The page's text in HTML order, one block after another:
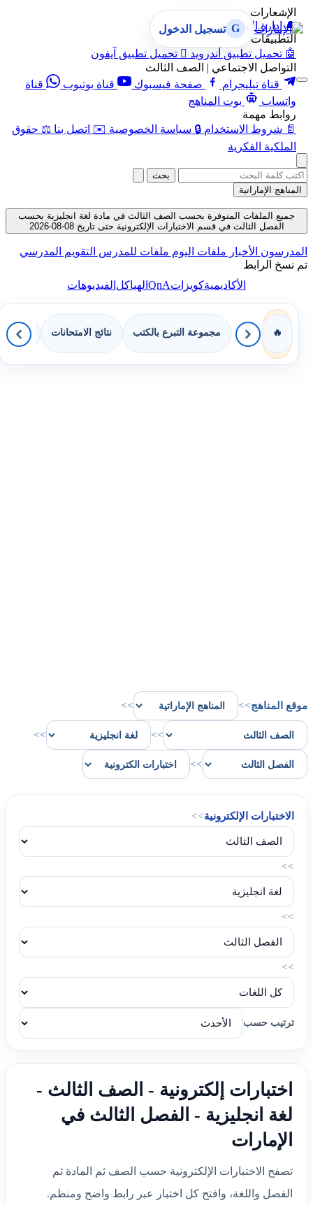
الإشعارات
🔔 إدارة الإشعارات
التطبيقات
🤖 تحميل تطبيق أندرويد  تحميل تطبيق آيفون
التواصل الاجتماعي | الصف الثالث
قناة تيليجرام
صفحة فيسبوك قناة يوتيوب
قناة
واتساب
بوت المناهج
روابط مهمة
📄 شروط الاستخدام 🔒 سياسة الخصوصية ✉️ اتصل بنا ⚖️ حقوق
الملكية الفكرية
G تسجيل الدخول
بحث
المناهج الإماراتية
جميع الملفات المتوفرة بحسب الصف الثالث في مادة لغة انجليزية بحسب
الفصل الثالث في قسم الاختبارات الإلكترونية حتى تاريخ 08-08-2026
المدرسون الأخبار ملفات اليوم ملفات للمدرس التقويم المدرسي
تم نسخ الرابط
الأكاديميةكويزاتQnAالهياكلالفيديوهات
🔥 مجموعة التبرع بالكتب نتائج الامتحانات
موقع المناهج>>
>>
>>
>>
>>
الاختبارات الإلكترونية>>
>>
>>
>>
ترتيب حسب
اختبارات إلكترونية - الصف الثالث -
لغة انجليزية - الفصل الثالث في
الإمارات
تصفح الاختبارات الإلكترونية حسب الصف ثم المادة ثم
الفصل واللغة، وافتح كل اختبار عبر رابط واضح ومنظم.